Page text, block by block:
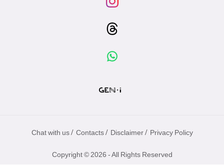
Chat with us / Contacts / Disclaimer / Privacy Policy
Copyright © 2026 - All Rights Reserved